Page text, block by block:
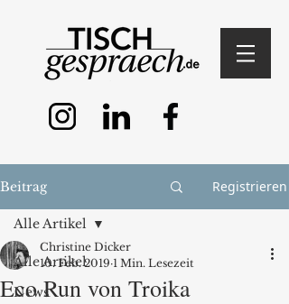
Beitrag Registrieren
Alle Artikel
News
Alle Artikel
Eco Run von Troika
Christine Dicker
10. Feb. 2019 1 Min. Lesezeit